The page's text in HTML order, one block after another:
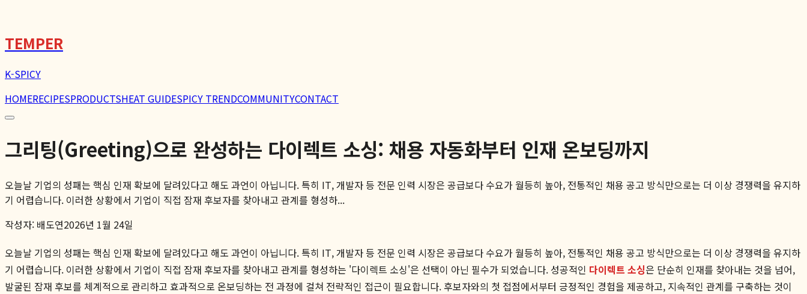
TEMPER
K-SPICY
HOMERECIPESPRODUCTSHEAT GUIDESPICY TRENDCOMMUNITYCONTACT
그리팅(Greeting)으로 완성하는 다이렉트 소싱: 채용 자동화부터 인재 온보딩까지
오늘날 기업의 성패는 핵심 인재 확보에 달려있다고 해도 과언이 아닙니다. 특히 IT, 개발자 등 전문 인력 시장은 공급보다 수요가 월등히 높아, 전통적인 채용 공고 방식만으로는 더 이상 경쟁력을 유지하
기 어렵습니다. 이러한 상황에서 기업이 직접 잠재 후보자를 찾아내고 관계를 형성하...
작성자: 배도연2026년 1월 24일
오늘날 기업의 성패는 핵심 인재 확보에 달려있다고 해도 과언이 아닙니다. 특히 IT, 개발자 등 전문 인력 시장은 공급보다 수요가 월등히 높아, 전통적인 채용 공고 방식만으로는 더 이상 경쟁력을 유지하
기 어렵습니다. 이러한 상황에서 기업이 직접 잠재 후보자를 찾아내고 관계를 형성하는 '다이렉트 소싱'은 선택이 아닌 필수가 되었습니다. 성공적인 다이렉트 소싱은 단순히 인재를 찾아내는 것을 넘어,
발굴된 잠재 후보를 체계적으로 관리하고 효과적으로 온보딩하는 전 과정에 걸쳐 전략적인 접근이 필요합니다. 후보자와의 첫 접점에서부터 긍정적인 경험을 제공하고, 지속적인 관계를 구축하는 것이